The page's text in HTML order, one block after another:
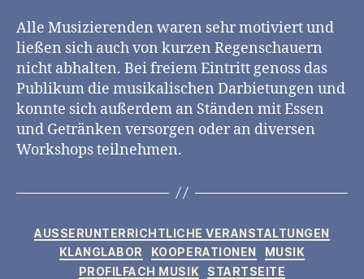
Alle Musizierenden waren sehr motiviert und
ließen sich auch von kurzen Regenschauern
nicht abhalten. Bei freiem Eintritt genoss das
Publikum die musikalischen Darbietungen und
konnte sich außerdem an Ständen mit Essen
und Getränken versorgen oder an diversen
Workshops teilnehmen.
Kategorien
AUSSERUNTERRICHTLICHE VERANSTALTUNGEN
KLANGLABOR
KOOPERATIONEN
MUSIK
PROFILFACH MUSIK
STARTSEITE